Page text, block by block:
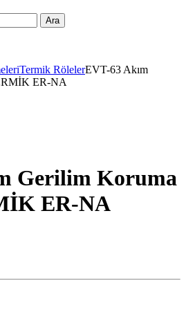
Ara
Termik RölelerEVT-63 Akım
ER-NA
Gerilim Koruma
ER-NA